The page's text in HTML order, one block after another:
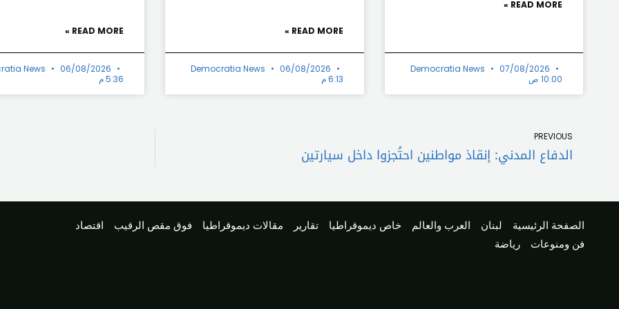
READ MORE »
Democratia News
07/08/2026
10:00 ص
READ MORE »
Democratia News
06/08/2026
6:13 م
READ MORE »
News
06/08/2026
5:36 م
PREVIOUS
الدفاع المدني: إنقاذ مواطنين احتُجزوا داخل سيارتين
الصفحة الرئيسية لبنان العرب والعالم خاص ديموقراطيا تقارير مقالات ديموقراطيا فوق مقص الرقيب
اقتصاد
فن ومنوعات
رياضة